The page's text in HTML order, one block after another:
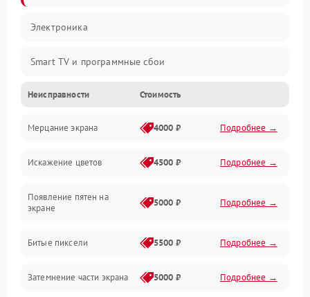
Электроника
Smart TV и программные сбои
Питание и запуск
Подсветка и LED-модули
Звук и аудиосистема
Сигнал и приём каналов
Механические повреждения
Неисправности Стоимость
Мерцание экрана 4000 ₽ Подробнее →
Искажение цветов 4500 ₽ Подробнее →
Появление пятен на
экране
5000 ₽ Подробнее →
Битые пиксели 5500 ₽ Подробнее →
Затемнение части экрана 5000 ₽ Подробнее →